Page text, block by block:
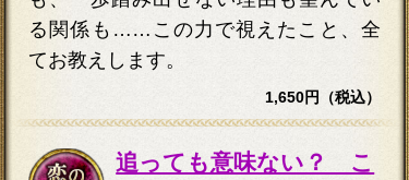
る関係も……この力で視えたこと、全
てお教えします。
1,650円（税込）
追っても意味ない？ こ